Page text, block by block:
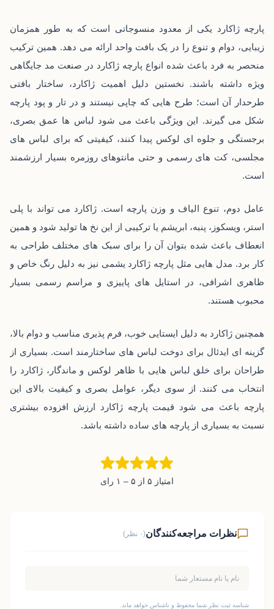
پارچه ژاکارد یکی از معدود منسوجاتی است که به ‌طور همزمان
زیبایی، دوام و تنوع را در یک بافت واحد ارائه می ‌دهد. همین ترکیب
منحصر به ‌فرد باعث شده انواع پارچه ژاکارد در صنعت مد جایگاهی
ویژه داشته باشند. نخستین دلیل اهمیت ژاکارد، ساختار بافتی
طرحدار آن است؛ طرح‌ هایی که چاپی نیستند و در تار و پود پارچه
شکل می ‌گیرند. این ویژگی باعث می ‌شود لباس‌ ها عمق بصری،
برجستگی و جلوه ‌ای لوکس پیدا کنند، کیفیتی که برای لباس ‌های
مجلسی، کت‌ های رسمی و حتی مانتوهای روزمره بسیار ارزشمند
است.
عامل دوم، تنوع الیاف و وزن پارچه است. ژاکارد می ‌تواند با پلی
‌استر، ویسکوز، پنبه، ابریشم یا ترکیبی از این نخ‌ ها تولید شود و همین
انعطاف باعث شده بتوان آن را برای سبک ‌های مختلف طراحی به
‌کار برد. مدل ‌هایی مثل پارچه ژاکارد یشمی نیز به دلیل رنگ خاص و
ظاهری اشرافی، در استایل‌ های پاییزی و مراسم رسمی بسیار
محبوب‌ هستند.
همچنین ژاکارد به دلیل ایستایی خوب، فرم‌ پذیری مناسب و دوام بالا،
گزینه ‌ای ایدئال برای دوخت لباس ‌های ساختارمند است. بسیاری از
طراحان برای خلق لباس‌ هایی با ظاهر لوکس و ماندگار، ژاکارد را
انتخاب می ‌کنند. از سوی دیگر، عوامل بصری و کیفیت بالای این
پارچه باعث می‌ شود قیمت پارچه ژاکارد ارزش افزوده بیشتری
نسبت به بسیاری از پارچه‌ های ساده داشته باشد.
امتیاز ۵ از ۵ – ۱ رای
نظرات مراجعه‌کنندگان(۰ نظر)
شناسه ثبت نظر شما محفوظ و ناشناس خواهد ماند.